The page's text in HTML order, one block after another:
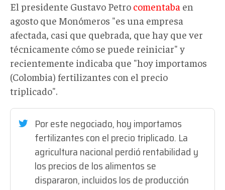
El presidente Gustavo Petro comentaba en
agosto que Monómeros "es una empresa
afectada, casi que quebrada, que hay que ver
técnicamente cómo se puede reiniciar" y
recientemente indicaba que "hoy importamos
(Colombia) fertilizantes con el precio
triplicado".
Por este negociado, hoy importamos
fertilizantes con el precio triplicado. La
agricultura nacional perdió rentabilidad y
los precios de los alimentos se
dispararon, incluidos los de producción